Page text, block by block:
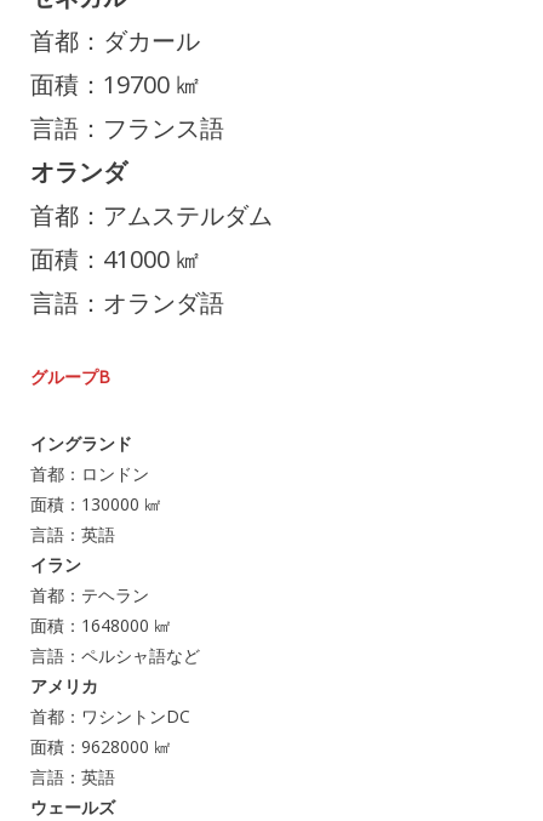
首都：ダカール
面積：19700 ㎢
言語：フランス語
オランダ
首都：アムステルダム
面積：41000 ㎢
言語：オランダ語
グループB
イングランド
首都：ロンドン
面積：130000 ㎢
言語：英語
イラン
首都：テヘラン
面積：1648000 ㎢
言語：ペルシャ語など
アメリカ
首都：ワシントンDC
面積：9628000 ㎢
言語：英語
ウェールズ